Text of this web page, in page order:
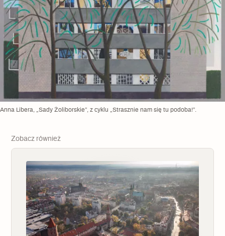
Anna Libera, „Sady Żoliborskie”, z cyklu „Strasznie nam się tu podoba!”.
Zobacz również